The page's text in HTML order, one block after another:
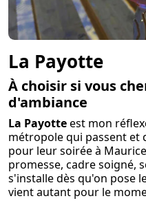
La Payotte
À choisir si vous
d'ambiance
La Payotteest mon
métropole qui passent et
pour leur soirée à
promesse, cadre soigné,
s'installe dès qu'on pose
vient autant pour le